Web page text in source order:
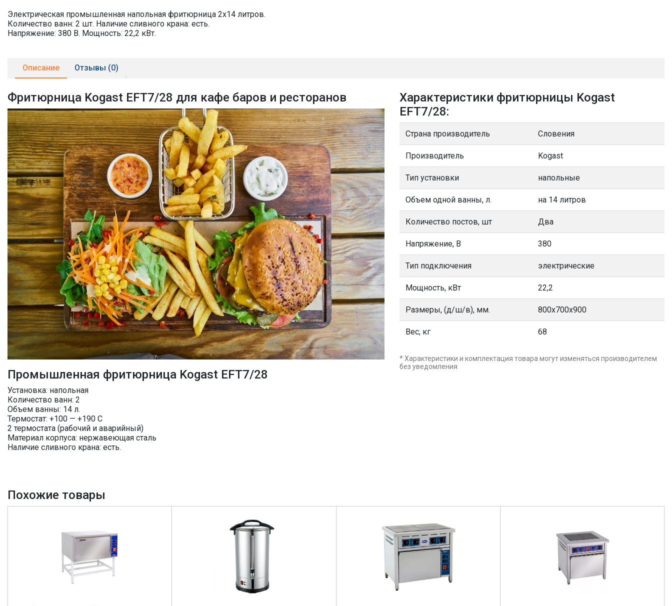
Электрическая промышленная напольная фритюрница 2х14 литров.
Количество ванн: 2 шт. Наличие сливного крана: есть.
Напряжение: 380 В. Мощность: 22,2 кВт.
Описание Отзывы (0)
Фритюрница Kogast EFT7/28 для кафе баров и ресторанов
Промышленная фритюрница Kogast EFT7/28
Установка: напольная
Количество ванн: 2
Объем ванны: 14 л.
Термостат: +100 — +190 С
2 термостата (рабочий и аварийный)
Материал корпуса: нержавеющая сталь
Наличие сливного крана: есть.
Характеристики фритюрницы Kogast
EFT7/28:
Страна производитель Словения
Производитель Kogast
Тип установки напольные
Объем одной ванны, л. на 14 литров
Количество постов, шт Два
Напряжение, В 380
Тип подключения электрические
Мощность, кВт 22,2
Размеры, (д/ш/в), мм. 800х700х900
Вес, кг 68
* Характеристики и комплектация товара могут изменяться производителем
без уведомления
Похожие товары